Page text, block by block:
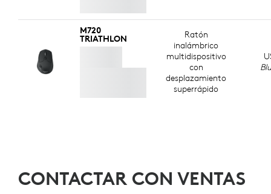
M720
TRIATHLON
Ratón
inalámbrico
multidispositivo
con
desplazamiento
superrápido
CONTACTAR CON VENTAS